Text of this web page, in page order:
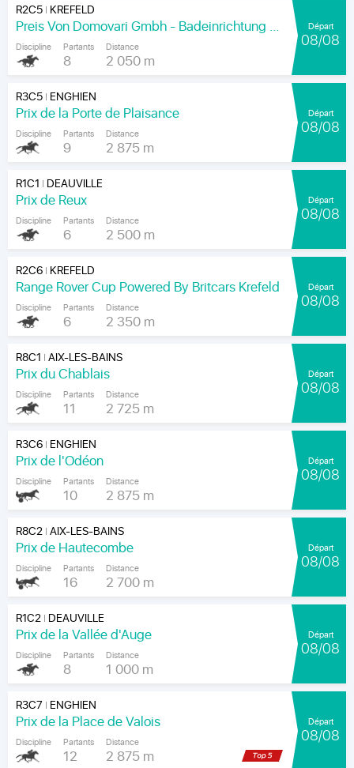
R2C5| KREFELD
Preis Von Domovari Gmbh - Badeinrichtung Auf Mass
Discipline Partants
8
Distance
2 050 m
Départ
08/08
R3C5| ENGHIEN
Prix de la Porte de Plaisance
Discipline Partants
9
Distance
2 875 m
Départ
08/08
R1C1 | DEAUVILLE
Prix de Reux
Discipline Partants
6
Distance
2 500 m
Départ
08/08
R2C6| KREFELD
Range Rover Cup Powered By Britcars Krefeld
Discipline Partants
6
Distance
2 350 m
Départ
08/08
R8C1 |AIX-LES-BAINS
Prix du Chablais
Discipline Partants
11
Distance
2 725 m
Départ
08/08
R3C6| ENGHIEN
Prix de l'Odéon
Discipline Partants
10
Distance
2 875 m
Départ
08/08
R8C2|AIX-LES-BAINS
Prix de Hautecombe
Discipline Partants
16
Distance
2 700 m
Départ
08/08
R1C2| DEAUVILLE
Prix de la Vallée d'Auge
Discipline Partants
8
Distance
1 000 m
Départ
08/08
R3C7 | ENGHIEN
Prix de la Place de Valois
Discipline Partants
12
Distance
2 875 m
Départ
08/08